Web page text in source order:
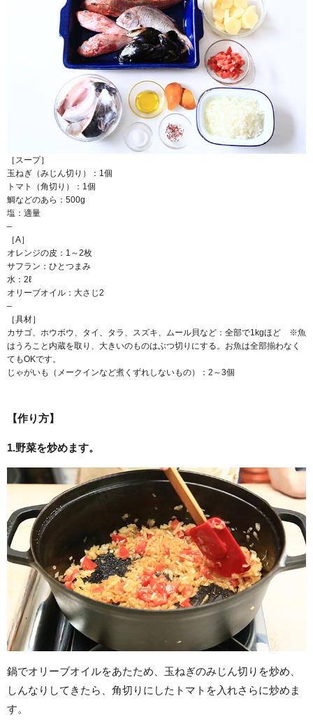
［スープ］
玉ねぎ（みじん切り）：1個
トマト（角切り）：1個
鯛などのあら：500g
塩：適量
–
［A］
オレンジの皮：1～2枚
サフラン：ひとつまみ
水：2ℓ
オリーブオイル：大さじ2
–
［具材］
カサゴ、ホウボウ、タイ、タラ、スズキ、ムール貝など：全部で1kgほど ※魚
はうろこと内蔵を取り、大きいのものはぶつ切りにする。お魚は全部揃わなく
てもOKです。
じゃがいも（メークインなど煮くずれしないもの）：2～3個
【作り方】
1.野菜を炒めます。
鍋でオリーブオイルをあたため、玉ねぎのみじん切りを炒め、
しんなりしてきたら、角切りにしたトマトを入れさらに炒めま
す。